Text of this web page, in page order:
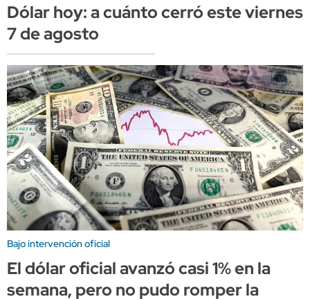
Dólar hoy: a cuánto cerró este viernes
7 de agosto
Bajo intervención oficial
El dólar oficial avanzó casi 1% en la
semana, pero no pudo romper la